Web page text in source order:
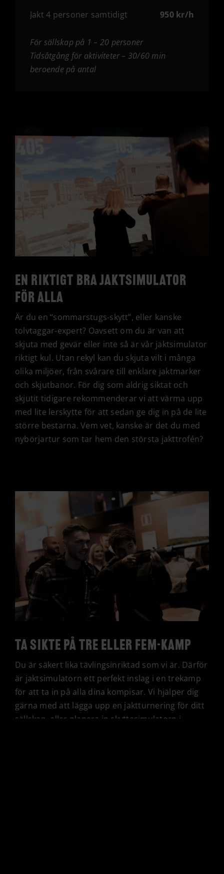
Jakt 4 personer samtidigt
950kr/h
För sällskap på 1 – 20 personer
Tidsåtgång för aktiviteter – 30/60 min
beroende på antal
En riktigt bra jaktsimulator
för alla
Är du en “sommarstugs-skytt”, eller kanske
tolvtaggar-expert? Oavsett om du är van att
skjuta med gevär eller inte så är vår jaktsimulator
riktigt kul. Utan rekyl kan du skjuta vilt i många
olika miljöer, från svårare till enklare jaktmarker
och skjutbanor. För dig som aldrig siktat och
skjutit tidigare rekommenderar vi att värma upp
med lite lerskytte för att sedan ge dig in på de lite
större bestarna. Vem vet, kanske är det du med
nybörjartur som tar hem den största jakttrofén?
Ta sikte på tre eller fem-kamp
Du är säkert lika tävlingsinriktad som vi är. Därför
är jaktsimulatorn ett perfekt inslag i en trekamp
för att ta in på alla dina kompisar. Vi hjälper dig
gärna med att lägga upp en jaktturnering för ditt
sällskap, eller planera in skyttesimulatorn i